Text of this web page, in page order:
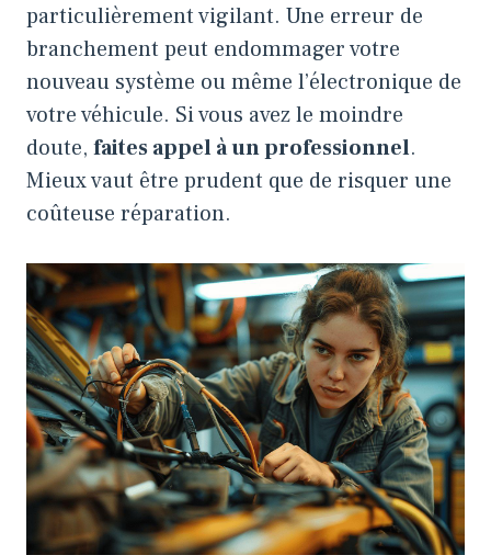
particulièrement vigilant. Une erreur de
branchement peut endommager votre
nouveau système ou même l’électronique de
votre véhicule. Si vous avez le moindre
doute, faites appel à un professionnel.
Mieux vaut être prudent que de risquer une
coûteuse réparation.